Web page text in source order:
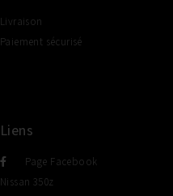
Livraison
Paiement sécurisé
Liens
Page Facebook
Nissan 350z